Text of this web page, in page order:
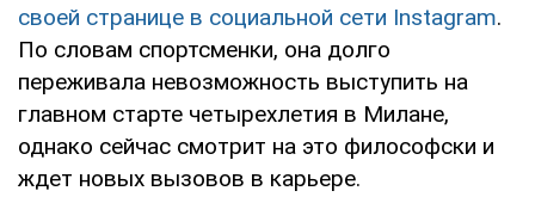
своей странице в социальной сети Instagram.
По словам спортсменки, она долго
переживала невозможность выступить на
главном старте четырехлетия в Милане,
однако сейчас смотрит на это философски и
ждет новых вызовов в карьере.